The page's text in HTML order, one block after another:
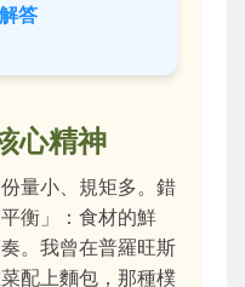
答
心精神
量小、規矩多。錯
衡」：食材的鮮
。我曾在普羅旺斯
配上麵包，那種樸